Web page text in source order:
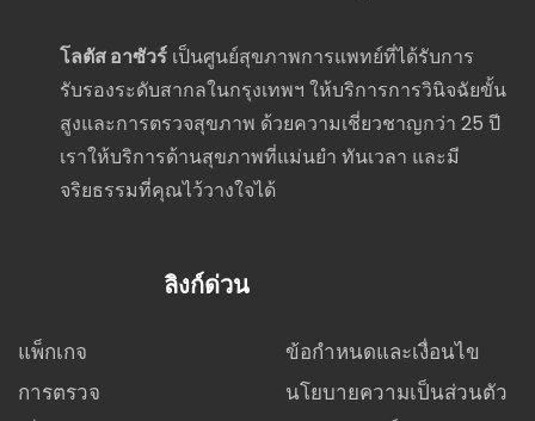
โลตัส อาซัวร์ เป็นศูนย์สุขภาพการแพทย์ที่ได้รับการ
รับรองระดับสากลในกรุงเทพฯ ให้บริการการวินิจฉัยขั้น
สูงและการตรวจสุขภาพ ด้วยความเชี่ยวชาญกว่า 25 ปี
เราให้บริการด้านสุขภาพที่แม่นยำ ทันเวลา และมี
จริยธรรมที่คุณไว้วางใจได้
ลิงก์ด่วน
แพ็กเกจ
การตรวจ
ข้อกำหนดและเงื่อนไข
นโยบายความเป็นส่วนตัว